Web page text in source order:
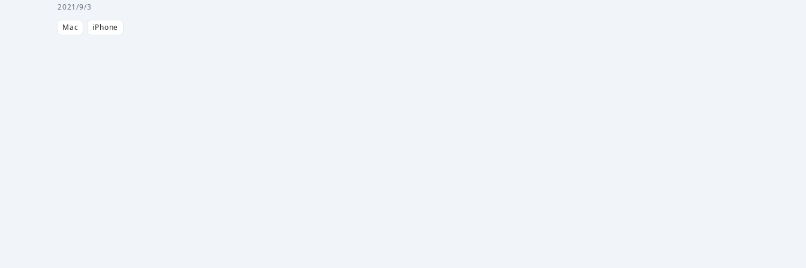
2021/9/3
Mac
iPhone